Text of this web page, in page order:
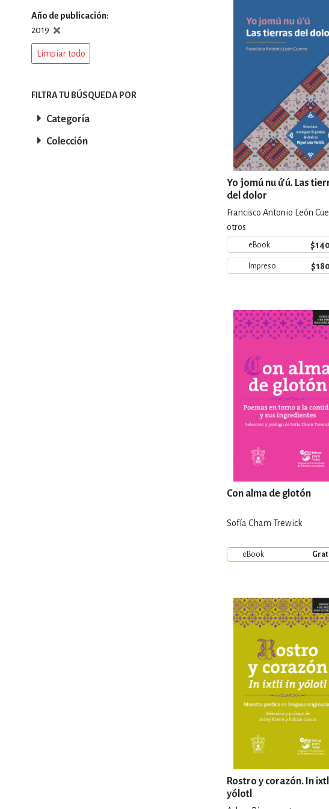
DEPORTES Y
ECONOMÍA,
ESTILOS DE VIDA,
FILOSOFÍA Y
INFANTILES, JUVENILES
MATEMÁTICAS Y CIENCIAS
NOVELA GRÁFICA,
SALUD,
Yo jomú nu ú'ú. Las
del dolor
Francisco Antonio León
otros
eBook
Impreso
Con alma de glotón
Sofía Cham Trewick
eBook
Rostro y corazón. In
yólotl
Año de publicación
2019
Limpiar todo
FILTRA TU BÚSQUEDA POR
Categoría
Colección